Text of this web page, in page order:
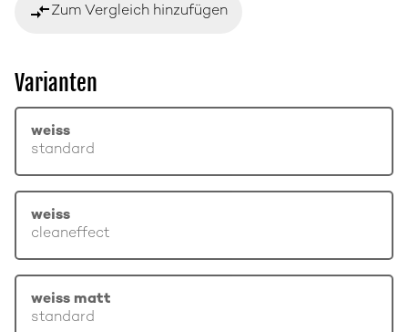
compare_arrowsZum Vergleich hinzufügen
Varianten
weiss
standard
weiss
cleaneffect
weiss matt
standard